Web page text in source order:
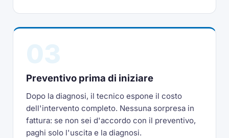
Preventivo prima di iniziare
Dopo la diagnosi, il tecnico espone il costo
dell'intervento completo. Nessuna sorpresa in
fattura: se non sei d'accordo con il preventivo,
paghi solo l'uscita e la diagnosi.